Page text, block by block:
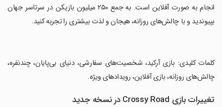
انجام به صورت آفلاین است. به جمع ۲۵۰ میلیون بازیکن در سرتاسر جهان
بپیوندید و با چالش‌های روزانه، هیجان و لذت بیشتری را تجربه کنید.
‏کلمات کلیدی: بازی آرکید، شخصیت‌های سفارشی، دنیای بی‌پایان، چندنفره،
چالش‌های روزانه، بازی آفلاین، رویدادهای ویژه.
تغییرات بازی Crossy Road در نسخه جدید